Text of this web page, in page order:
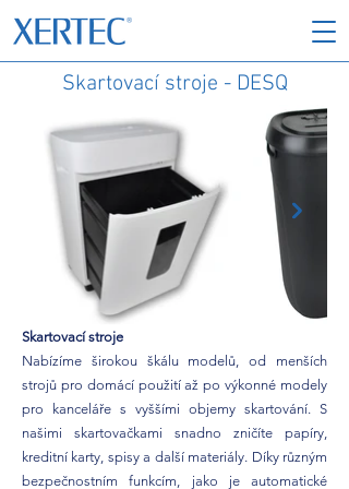
Skartovací stroje - DESQ
Skartovací stroje
Nabízíme širokou škálu modelů, od menších
strojů pro domácí použití až po výkonné modely
pro kanceláře s vyššími objemy skartování. S
našimi skartovačkami snadno zničíte papíry,
kreditní karty, spisy a další materiály. Díky různým
bezpečnostním funkcím, jako je automatické